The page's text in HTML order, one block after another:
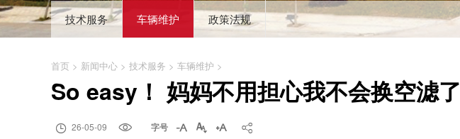
技术服务 车辆维护 政策法规
首页 > 新闻中心 > 技术服务 > 车辆维护 >
So easy！ 妈妈不用担心我不会换空滤了
 26-05-09  字号    